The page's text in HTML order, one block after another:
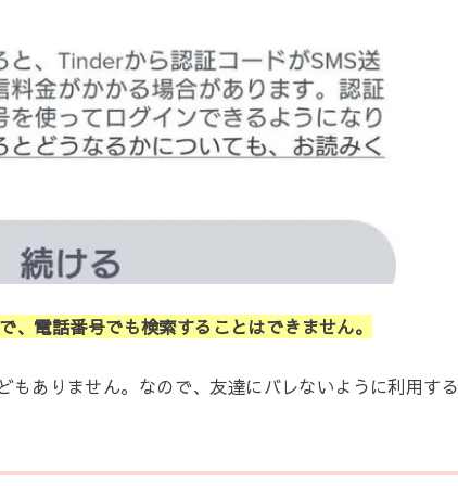
電話番号でも検索することはできません。
もありません。なので、友達にバレないように利用する